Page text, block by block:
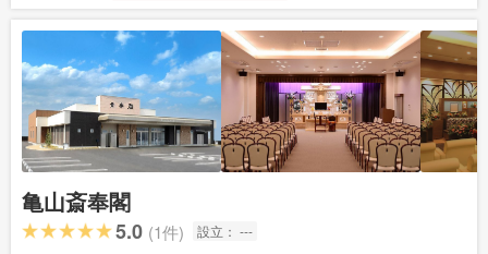
亀山斎奉閣
5.0 (1件) 設立： ---